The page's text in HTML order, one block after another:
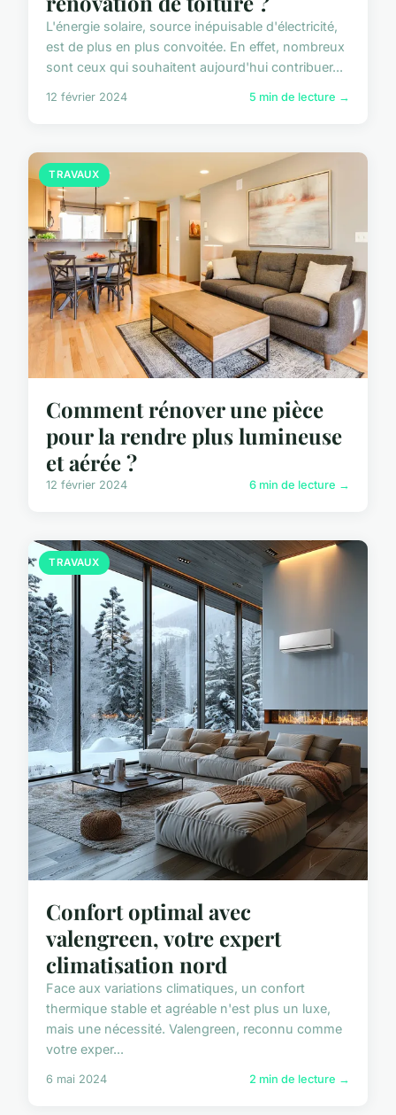
L'énergie solaire, source inépuisable d'électricité,
est de plus en plus convoitée. En effet, nombreux
sont ceux qui souhaitent aujourd'hui contribuer...
12 février 2024 5 min de lecture →
TRAVAUX
Comment rénover une pièce
pour la rendre plus lumineuse
et aérée ?
12 février 2024 6 min de lecture →
TRAVAUX
Confort optimal avec
valengreen, votre expert
climatisation nord
Face aux variations climatiques, un confort
thermique stable et agréable n'est plus un luxe,
mais une nécessité. Valengreen, reconnu comme
votre exper...
6 mai 2024 2 min de lecture →